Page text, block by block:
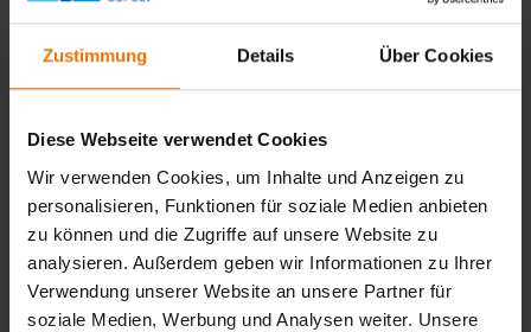
Zustimmung Details Über Cookies
Diese Webseite verwendet Cookies
Wir verwenden Cookies, um Inhalte und Anzeigen zu
personalisieren, Funktionen für soziale Medien anbieten
zu können und die Zugriffe auf unsere Website zu
analysieren. Außerdem geben wir Informationen zu Ihrer
Verwendung unserer Website an unsere Partner für
soziale Medien, Werbung und Analysen weiter. Unsere
Lehrgangsabschluss
Nach erfolgreicher Prüfung erhalten Sie ein Zertifikat, das
Ihre Qualifikation belegt.
Übersicht
Unterrichtsform: